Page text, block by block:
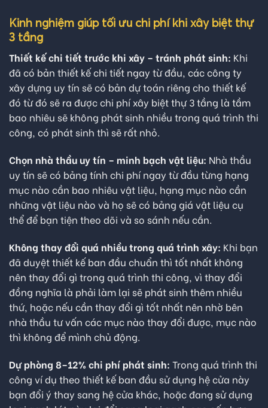
Kinh nghiệm giúp tối ưu chi phí khi xây biệt thự
3 tầng
Thiết kế chi tiết trước khi xây – tránh phát sinh: Khi
đã có bản thiết kế chi tiết ngay từ đầu, các công ty
xây dựng uy tín sẽ có bản dự toán riêng cho thiết kế
đó từ đó sẽ ra được chi phí xây biệt thự 3 tầng là tầm
bao nhiêu sẽ không phát sinh nhiều trong quá trình thi
công, có phát sinh thì sẽ rất nhỏ.
Chọn nhà thầu uy tín – minh bạch vật liệu: Nhà thầu
uy tín sẽ có bảng tính chi phí ngay từ đầu từng hạng
mục nào cần bao nhiêu vật liệu, hạng mục nào cần
những vật liệu nào và họ sẽ có bảng giá vật liệu cụ
thể để bạn tiện theo dõi và so sánh nếu cần.
Không thay đổi quá nhiều trong quá trình xây: Khi bạn
đã duyệt thiết kế ban đầu chuẩn thì tốt nhất không
nên thay đổi gì trong quá trình thi công, vì thay đổi
đồng nghĩa là phải làm lại sẽ phát sinh thêm nhiều
thứ, hoặc nếu cần thay đổi gì tốt nhất nên nhờ bên
nhà thầu tư vấn các mục nào thay đổi được, mục nào
thì không để mình chủ động.
Dự phòng 8–12% chi phí phát sinh: Trong quá trình thi
công ví dụ theo thiết kế ban đầu sử dụng hệ cửa này
bạn đổi ý thay sang hệ cửa khác, hoặc đang sử dụng